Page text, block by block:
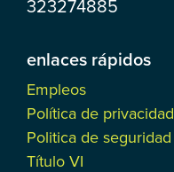
323274885
enlaces rápidos
Empleos
Política de privacidad
Politica de seguridad
Título VI